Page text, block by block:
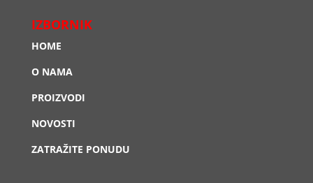
IZBORNIK
HOME
O NAMA
PROIZVODI
NOVOSTI
ZATRAŽITE PONUDU